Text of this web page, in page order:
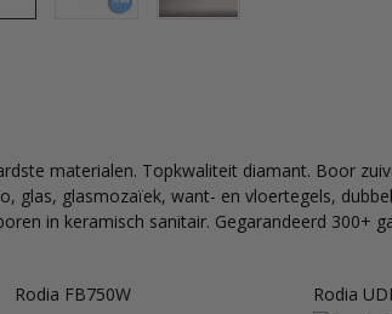
materialen. Topkwaliteit diamant. Boor
glas, glasmozaïek, want- en vloertegels,
in keramisch sanitair. Gegarandeerd 300+
Rodia FB750W Rodia